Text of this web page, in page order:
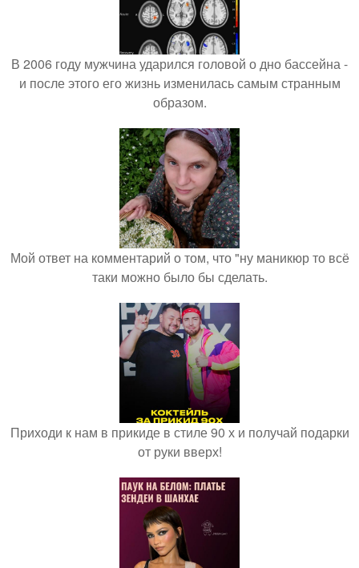
В 2006 году мужчина ударился головой о дно бассейна -
и после этого его жизнь изменилась самым странным
образом.
Мой ответ на комментарий о том, что "ну маникюр то всё
таки можно было бы сделать.
Приходи к нам в прикиде в стиле 90 х и получай подарки
от руки вверх!